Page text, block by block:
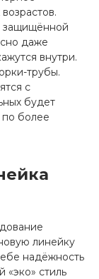
защищённой
даже
внутри.
трубы.
с
будет
по более
линейку
надёжность
«эко» стиль